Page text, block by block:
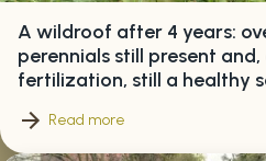
A wildroof after 4 years:
perennials still present
fertilization, still a healthy
Read more